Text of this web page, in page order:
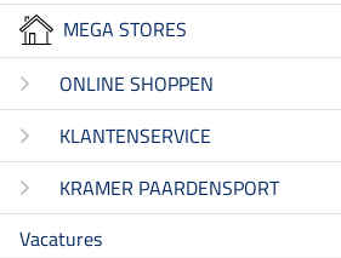
MEGA STORES
ONLINE SHOPPEN
KLANTENSERVICE
KRAMER PAARDENSPORT
Vacatures